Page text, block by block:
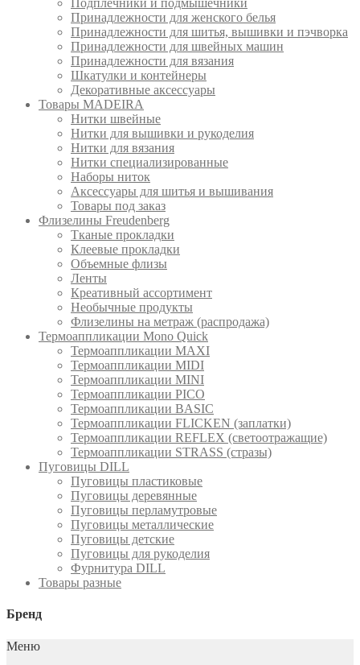
Подплечники и подмышечники
Принадлежности для женского белья
Принадлежности для шитья, вышивки и пэчворка
Принадлежности для швейных машин
Принадлежности для вязания
Шкатулки и контейнеры
Декоративные аксессуары
Товары MADEIRA
Нитки швейные
Нитки для вышивки и рукоделия
Нитки для вязания
Нитки специализированные
Наборы ниток
Аксессуары для шитья и вышивания
Товары под заказ
Флизелины Freudenberg
Тканые прокладки
Клеевые прокладки
Объемные флизы
Ленты
Креативный ассортимент
Необычные продукты
Флизелины на метраж (распродажа)
Термоаппликации Mono Quick
Термоаппликации MAXI
Термоаппликации MIDI
Термоаппликации MINI
Термоаппликации PICO
Термоаппликации BASIC
Термоаппликации FLICKEN (заплатки)
Термоаппликации REFLEX (светоотражащие)
Термоаппликации STRASS (стразы)
Пуговицы DILL
Пуговицы пластиковые
Пуговицы деревянные
Пуговицы перламутровые
Пуговицы металлические
Пуговицы детские
Пуговицы для рукоделия
Фурнитура DILL
Товары разные
Бренд
Меню